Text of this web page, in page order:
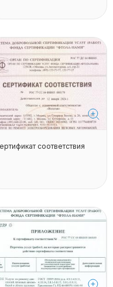
соответствия